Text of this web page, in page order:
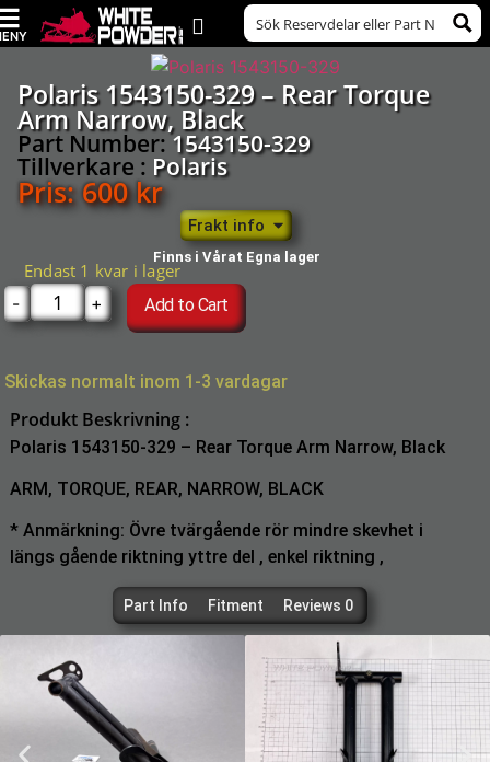
Polaris 1543150-329 – Rear Torque
Arm Narrow, Black
Part Number:1543150-329
Tillverkare : Polaris
Pris:600kr
Frakt info
Finns i Vårat Egna lager
Endast 1 kvar i lager
-
+ Add to Cart
Skickas normalt inom 1-3 vardagar
Produkt Beskrivning :
Polaris 1543150-329 – Rear Torque Arm Narrow, Black
ARM, TORQUE, REAR, NARROW, BLACK
* Anmärkning: Övre tvärgående rör mindre skevhet i
längs gående riktning yttre del , enkel riktning ,
Part Info Fitment Reviews 0